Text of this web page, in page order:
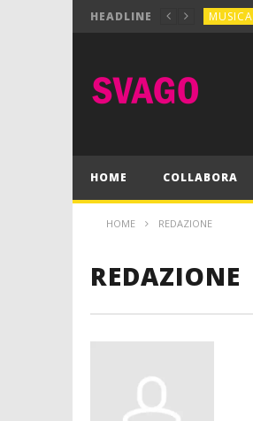
HEADLINE MUSICA
MUSICA
HOME COLLABORA
HOME REDAZIONE
REDAZIONE